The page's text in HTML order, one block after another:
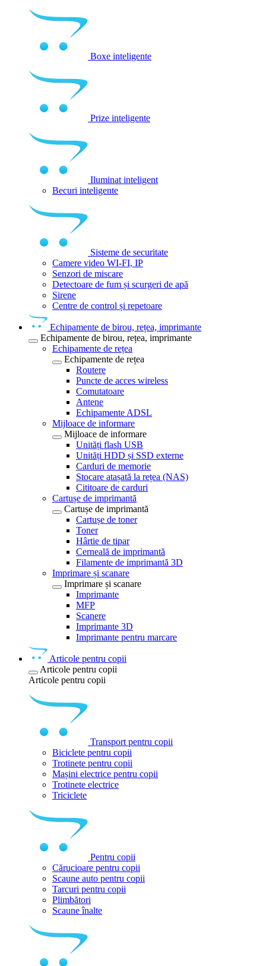
Boxe inteligente
Prize inteligente
Iluminat inteligent
Becuri inteligente
Sisteme de securitate
Camere video WI-FI, IP
Senzori de miscare
Detectoare de fum și scurgeri de apă
Sirene
Centre de control și repetoare
Echipamente de birou, rețea, imprimante
Echipamente de birou, rețea, imprimante
Echipamente de rețea
Echipamente de rețea
Routere
Puncte de acces wireless
Comutatoare
Antene
Echipamente ADSL
Mijloace de informare
Mijloace de informare
Unități flash USB
Unități HDD și SSD externe
Carduri de memorie
Stocare atașată la rețea (NAS)
Cititoare de carduri
Cartușe de imprimantă
Cartușe de imprimantă
Cartușe de toner
Toner
Hârtie de tipar
Cerneală de imprimantă
Filamente de imprimantă 3D
Imprimare și scanare
Imprimare și scanare
Imprimante
MFP
Scanere
Imprimante 3D
Imprimante pentru marcare
Articole pentru copii
Articole pentru copii
Articole pentru copii
Transport pentru copii
Biciclete pentru copii
Trotinete pentru copii
Mașini electrice pentru copii
Trotinete electrice
Triciclete
Pentru copii
Cărucioare pentru copii
Scaune auto pentru copii
Tarcuri pentru copii
Plimbători
Scaune înalte